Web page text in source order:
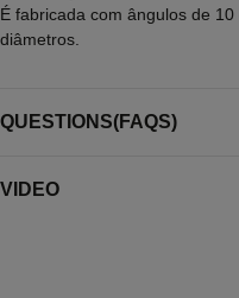
É fabricada com ângulos de
diâmetros.
QUESTIONS(FAQS)
VIDEO